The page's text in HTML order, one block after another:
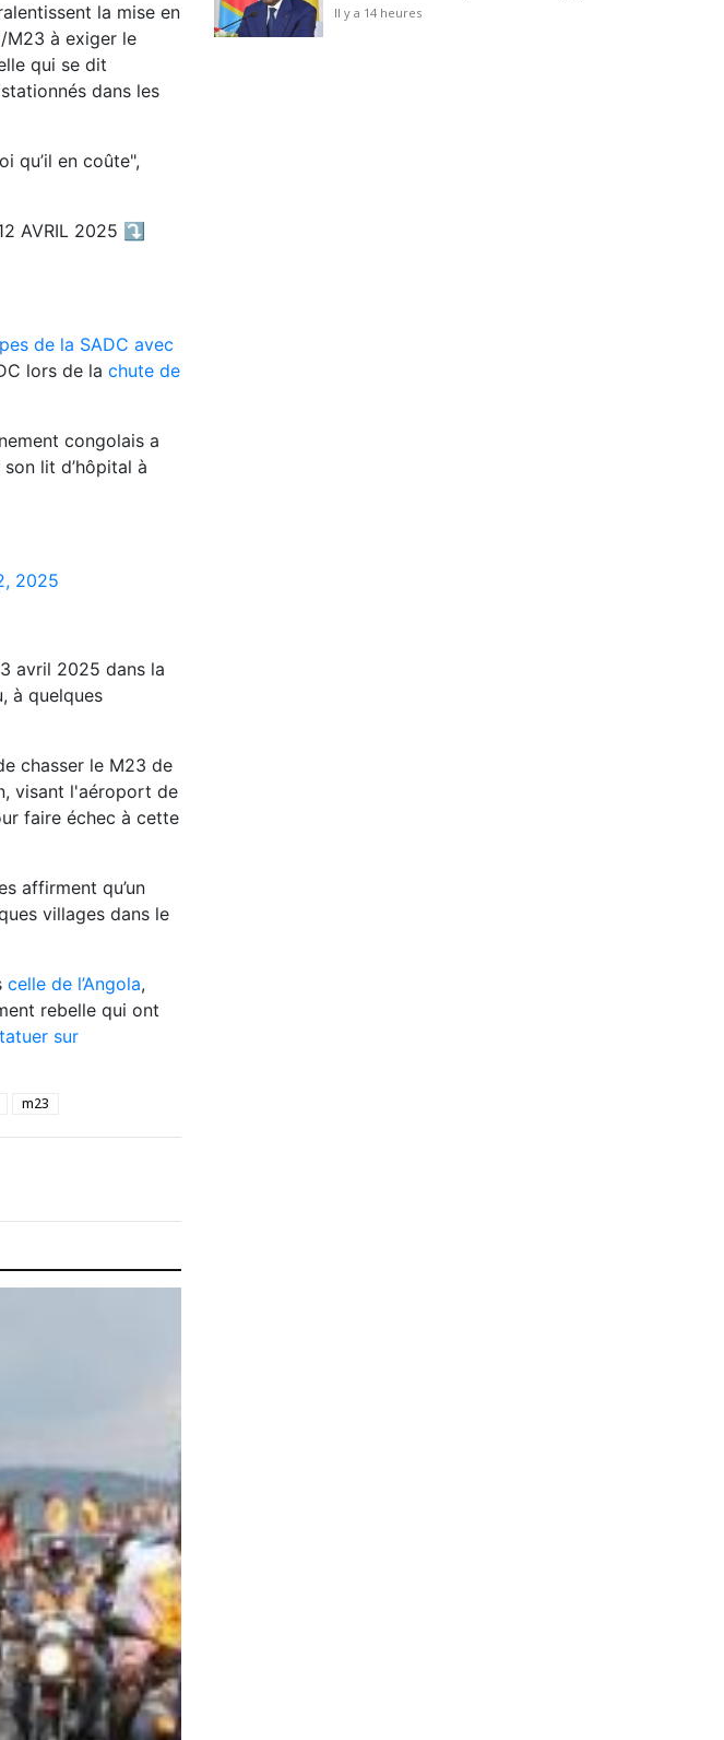
la mise en
M23 à exiger le
qui se dit
dans les
qu’il en coûte",
AVRIL 2025 ⤵️
de la SADC avec
lors de la chute de
congolais a
lit d’hôpital à
2025
avril 2025 dans la
, à quelques
chasser le M23 de
visant l'aéroport de
faire échec à cette
affirment qu’un
villages dans le
celle de l’Angola,
rebelle qui ont
sur
m23
Il y a 14 heures